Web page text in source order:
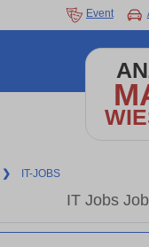
Event
❯ IT-JOBS
IT Jobs